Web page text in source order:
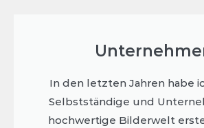
In den letzten Jahren habe
Selbstständige und
hochwertige Bilderwelt